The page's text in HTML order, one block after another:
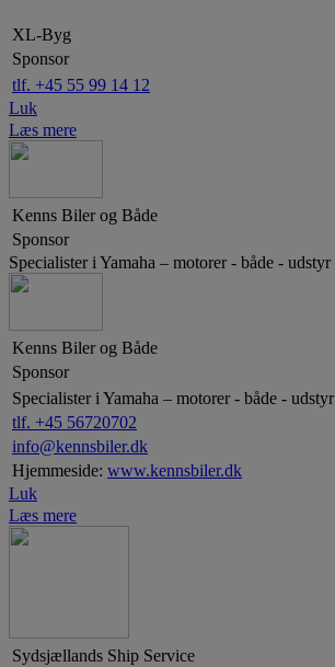
XL-Byg
Sponsor
tlf. +45 55 99 14 12
Luk
Læs mere
Kenns Biler og Både
Sponsor
Specialister i Yamaha – motorer - både - udstyr
Kenns Biler og Både
Sponsor
Specialister i Yamaha – motorer - både - udstyr
tlf. +45 56720702
info@kennsbiler.dk
Hjemmeside: www.kennsbiler.dk
Luk
Læs mere
Sydsjællands Ship Service